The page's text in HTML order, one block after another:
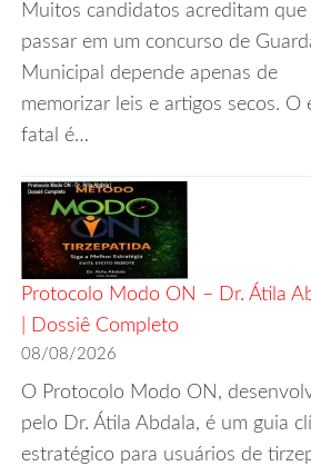
Muitos candidatos acreditam que
passar em um concurso de
Municipal depende apenas de
memorizar leis e artigos secos. O
fatal é…
Protocolo Modo ON – Dr. Átila
| Dossiê Completo
08/08/2026
O Protocolo Modo ON,
pelo Dr. Átila Abdala, é um guia
estratégico para usuários de